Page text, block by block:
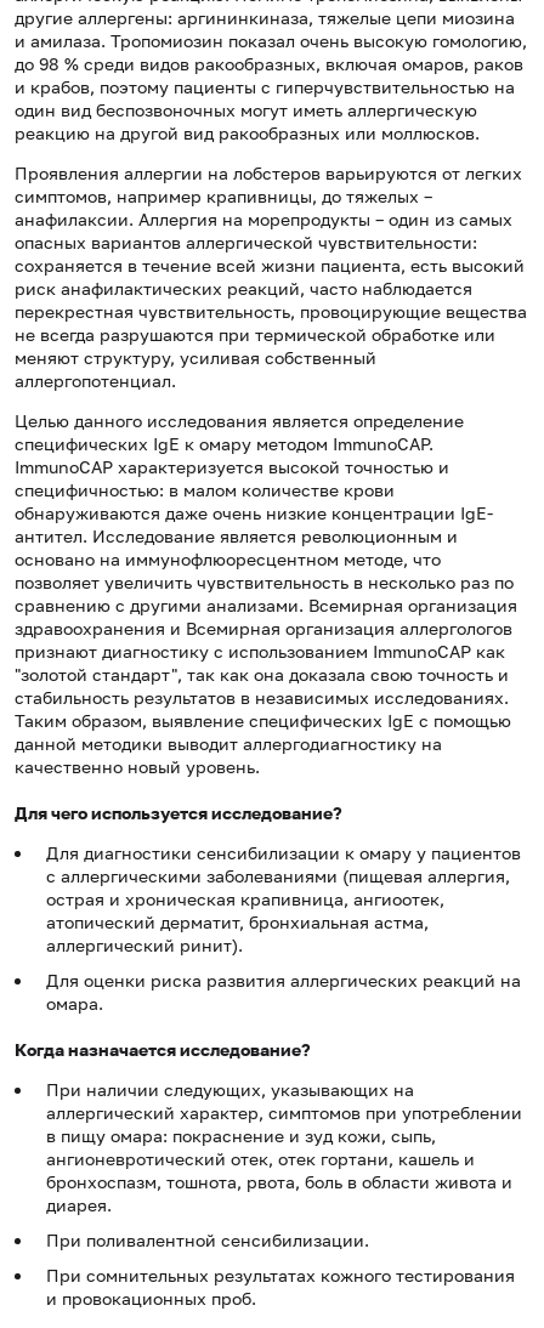
другие аллергены: аргининкиназа, тяжелые цепи миозина
и амилаза. Тропомиозин показал очень высокую гомологию,
до 98 % среди видов ракообразных, включая омаров, раков
и крабов, поэтому пациенты с гиперчувствительностью на
один вид беспозвоночных могут иметь аллергическую
реакцию на другой вид ракообразных или моллюсков.
Проявления аллергии на лобстеров варьируются от легких
симптомов, например крапивницы, до тяжелых –
анафилаксии. Аллергия на морепродукты – один из самых
опасных вариантов аллергической чувствительности:
сохраняется в течение всей жизни пациента, есть высокий
риск анафилактических реакций, часто наблюдается
перекрестная чувствительность, провоцирующие вещества
не всегда разрушаются при термической обработке или
меняют структуру, усиливая собственный
аллергопотенциал.
Целью данного исследования является определение
специфических IgE к омару методом ImmunoCAP.
ImmunoCAP характеризуется высокой точностью и
специфичностью: в малом количестве крови
обнаруживаются даже очень низкие концентрации IgE-
антител. Исследование является революционным и
основано на иммунофлюоресцентном методе, что
позволяет увеличить чувствительность в несколько раз по
сравнению с другими анализами. Всемирная организация
здравоохранения и Всемирная организация аллергологов
признают диагностику с использованием ImmunoCAP как
"золотой стандарт", так как она доказала свою точность и
стабильность результатов в независимых исследованиях.
Таким образом, выявление специфических IgE с помощью
данной методики выводит аллергодиагностику на
качественно новый уровень.
Для чего используется исследование?
Для диагностики сенсибилизации к омару у пациентов
с аллергическими заболеваниями (пищевая аллергия,
острая и хроническая крапивница, ангиоотек,
атопический дерматит, бронхиальная астма,
аллергический ринит).
Для оценки риска развития аллергических реакций на
омара.
Когда назначается исследование?
При наличии следующих, указывающих на
аллергический характер, симптомов при употреблении
в пищу омара: покраснение и зуд кожи, сыпь,
ангионевротический отек, отек гортани, кашель и
бронхоспазм, тошнота, рвота, боль в области живота и
диарея.
При поливалентной сенсибилизации.
При сомнительных результатах кожного тестирования
и провокационных проб.